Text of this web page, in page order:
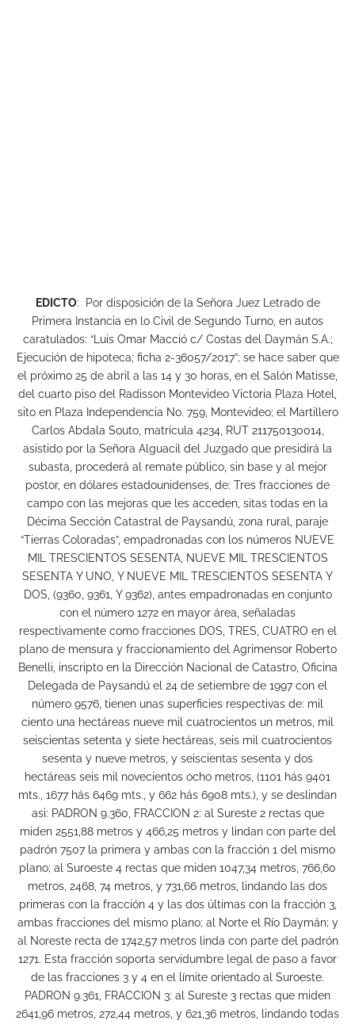
EDICTO: Por disposición de la Señora Juez Letrado de
Primera Instancia en lo Civil de Segundo Turno, en autos
caratulados: “Luis Omar Macció c/ Costas del Daymán S.A.;
Ejecución de hipoteca; ficha 2-36057/2017”; se hace saber que
el próximo 25 de abril a las 14 y 30 horas, en el Salón Matisse,
del cuarto piso del Radisson Montevideo Victoria Plaza Hotel,
sito en Plaza Independencia No. 759, Montevideo; el Martillero
Carlos Abdala Souto, matrícula 4234, RUT 211750130014,
asistido por la Señora Alguacil del Juzgado que presidirá la
subasta, procederá al remate público, sin base y al mejor
postor, en dólares estadounidenses, de: Tres fracciones de
campo con las mejoras que les acceden, sitas todas en la
Décima Sección Catastral de Paysandú, zona rural, paraje
“Tierras Coloradas”, empadronadas con los números NUEVE
MIL TRESCIENTOS SESENTA, NUEVE MIL TRESCIENTOS
SESENTA Y UNO, Y NUEVE MIL TRESCIENTOS SESENTA Y
DOS, (9360, 9361, Y 9362), antes empadronadas en conjunto
con el número 1272 en mayor área, señaladas
respectivamente como fracciones DOS, TRES, CUATRO en el
plano de mensura y fraccionamiento del Agrimensor Roberto
Benelli, inscripto en la Dirección Nacional de Catastro, Oficina
Delegada de Paysandú el 24 de setiembre de 1997 con el
número 9576, tienen unas superficies respectivas de: mil
ciento una hectáreas nueve mil cuatrocientos un metros, mil
seiscientas setenta y siete hectáreas, seis mil cuatrocientos
sesenta y nueve metros, y seiscientas sesenta y dos
hectáreas seis mil novecientos ocho metros, (1101 hás 9401
mts., 1677 hás 6469 mts., y 662 hás 6908 mts.), y se deslindan
asi: PADRON 9.360, FRACCION 2: al Sureste 2 rectas que
miden 2551,88 metros y 466,25 metros y lindan con parte del
padrón 7507 la primera y ambas con la fracción 1 del mismo
plano; al Suroeste 4 rectas que miden 1047,34 metros, 766,60
metros, 2468, 74 metros, y 731,66 metros, lindando las dos
primeras con la fracción 4 y las dos últimas con la fracción 3,
ambas fracciones del mismo plano; al Norte el Río Daymán; y
al Noreste recta de 1742,57 metros linda con parte del padrón
1271. Esta fracción soporta servidumbre legal de paso a favor
de las fracciones 3 y 4 en el límite orientado al Suroeste.
PADRON 9.361, FRACCION 3: al Sureste 3 rectas que miden
2641,96 metros, 272,44 metros, y 621,36 metros, lindando todas